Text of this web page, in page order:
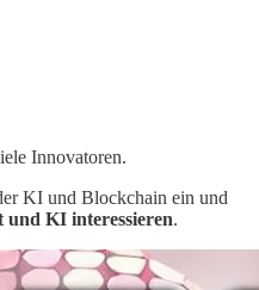
Innovatoren.
KI und Blockchain ein und
und KI interessieren.